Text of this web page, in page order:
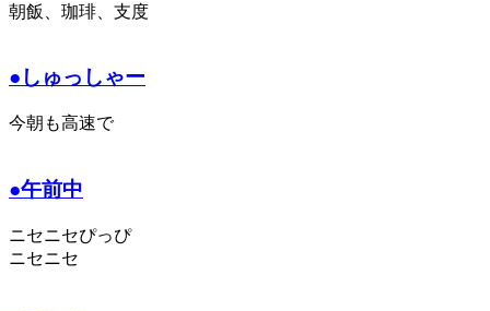
朝飯、珈琲、支度
●しゅっしゃー
今朝も高速で
●午前中
ニセニセぴっぴ
ニセニセ